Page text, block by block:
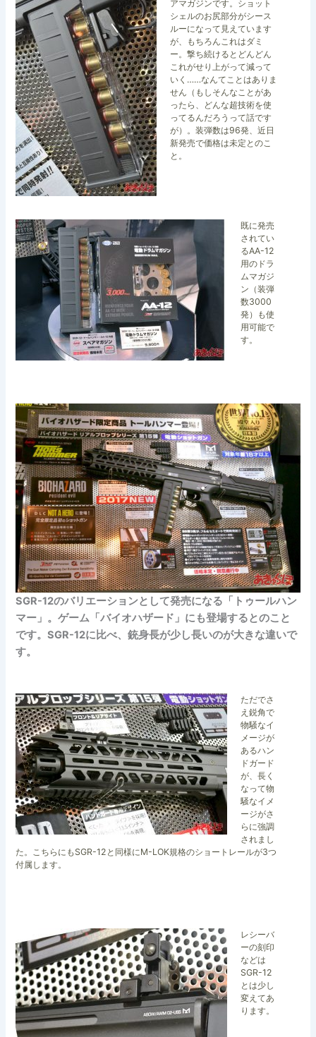
アマガジンです。ショット
シェルのお尻部分がシース
ルーになって見えています
が、もちろんこれはダミ
ー。撃ち続けるとどんどん
これがせり上がって減って
いく……なんてことはありま
せん（もしそんなことがあ
ったら、どんな超技術を使
ってるんだろうって話です
が）。装弾数は96発、近日
新発売で価格は未定とのこ
と。
既に発売
されてい
るAA-12
用のドラ
ムマガジ
ン（装弾
数3000
発）も使
用可能で
す。
SGR-12のバリエーションとして発売になる「トゥールハン
マー」。ゲーム「バイオハザード」にも登場するとのこと
です。SGR-12に比べ、銃身長が少し長いのが大きな違いで
す。
ただでさ
え鋭角で
物騒なイ
メージが
あるハン
ドガード
が、長く
なって物
騒なイメ
ージがさ
らに強調
されまし
た。こちらにもSGR-12と同様にM-LOK規格のショートレールが3つ
付属します。
レシーバ
ーの刻印
などは
SGR-12
とは少し
変えてあ
ります。